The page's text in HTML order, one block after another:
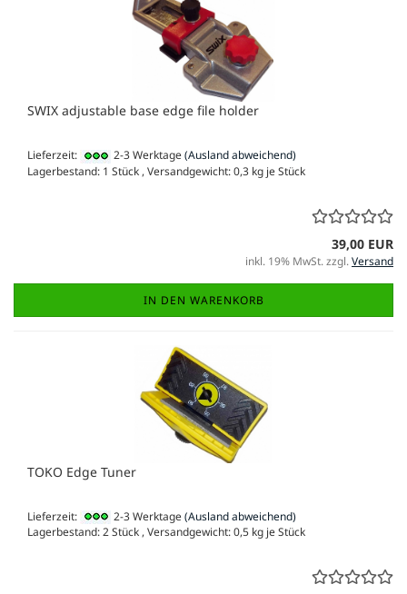
SWIX adjustable base edge file holder
Lieferzeit: 2-3 Werktage(Ausland abweichend)
Lagerbestand: 1 Stück , Versandgewicht:0,3 kg je Stück
39,00 EUR
inkl. 19% MwSt. zzgl.Versand
IN DEN WARENKORB
TOKO Edge Tuner
Lieferzeit: 2-3 Werktage(Ausland abweichend)
Lagerbestand: 2 Stück , Versandgewicht:0,5 kg je Stück